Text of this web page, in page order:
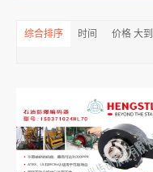
综合排序 时间 价格 大